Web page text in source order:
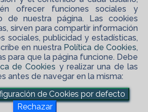
maps_ugc
2026 COOPEREDO S.L.
Software XgestEvo
ofrecer funciones sociales y
de nuestra página. Las cookies
sirven para compartir información
sociales, publicidad y estadísticas,
en nuestra Política de Cookies,
para que la página funcione. Debe
de Cookies y realizar una de las
antes de navegar en la misma:
de Cookies por defecto
Rechazar